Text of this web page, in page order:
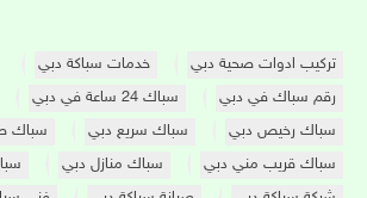
تركيب ادوات صحية دبي
خدمات سباكة دبي
رقم سباك في دبي
سباك 24 ساعة في دبي
سباك رخيص دبي
سباك سريع دبي
سباك
سباك قريب مني دبي
سباك منازل دبي